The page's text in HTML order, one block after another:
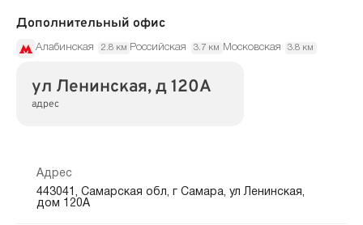
Дополнительный офис
Алабинская 2.8 км Российская 3.7 км Московская 3.8 км
ул Ленинская, д 120А
адрес
Адрес
443041, Самарская обл, г Самара, ул Ленинская,
дом 120А